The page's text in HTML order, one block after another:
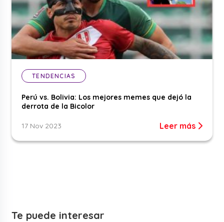
TENDENCIAS
Perú vs. Bolivia: Los mejores memes que dejó la
derrota de la Bicolor
17 Nov 2023 Leer más
Te puede interesar